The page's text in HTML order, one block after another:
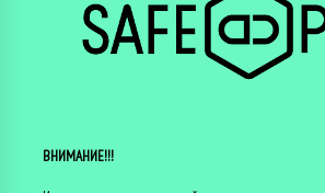
ВНИМАНИЕ!!!